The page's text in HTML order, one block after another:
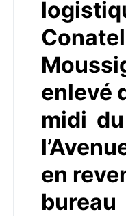
enlevé
midi du
en
bureau